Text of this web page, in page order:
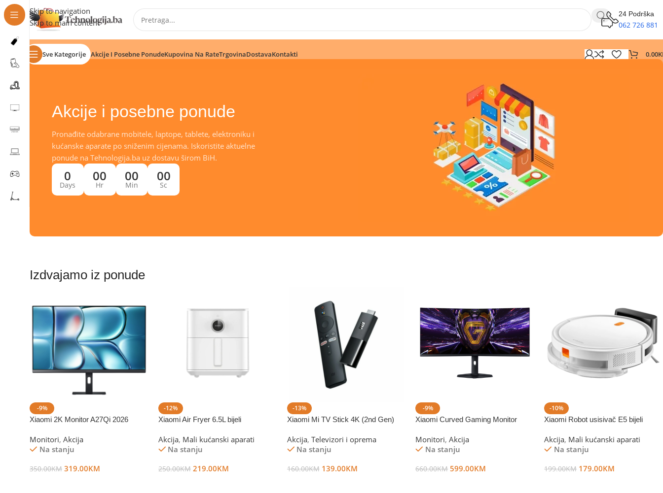
Skip to navigation
Skip to main content
24 Podrška
062 726 881
Sve Kategorije Akcije I Posebne PonudeKupovina Na RateTrgovinaDostavaKontakti 0.00
Akcije i posebne ponude
Pronađite odabrane mobitele, laptope, tablete, elektroniku i
kućanske aparate po sniženim cijenama. Iskoristite aktuelne
ponude na Tehnologija.ba uz dostavu širom BiH.
0
Days
00
Hr
00
Min
00
Sc
Izdvajamo iz ponude
-9%
Xiaomi 2K Monitor A27Qi 2026
Monitori, Akcija
Na stanju
350.00KM 319.00KM
-12%
Xiaomi Air Fryer 6.5L bijeli
Akcija, Mali kućanski aparati
Na stanju
250.00KM 219.00KM
-13%
Xiaomi Mi TV Stick 4K (2nd Gen)
Akcija, Televizori i oprema
Na stanju
160.00KM 139.00KM
-9%
Xiaomi Curved Gaming Monitor
Monitori, Akcija
Na stanju
660.00KM 599.00KM
-10%
Xiaomi Robot usisivač E5 bijeli
Akcija, Mali kućanski aparati
Na stanju
199.00KM 179.00KM